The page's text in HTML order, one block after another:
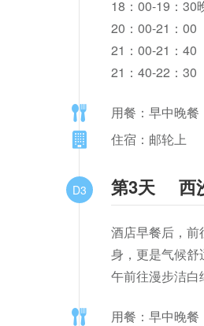
18：00-19：30
20：00-21：00
21：00-21：40
21：40-22：30
用餐：早中晚餐
住宿：邮轮上
D3 第3天 西
酒店早餐后，
身，更是气候舒
午前往漫步洁白
用餐：早中晚餐